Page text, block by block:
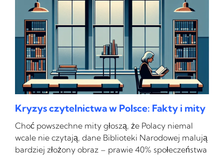
Kryzys czytelnictwa w Polsce: Fakty i mity
Choć powszechne mity głoszą, że Polacy niemal
wcale nie czytają, dane Biblioteki Narodowej malują
bardziej złożony obraz – prawie 40% społeczeństwa